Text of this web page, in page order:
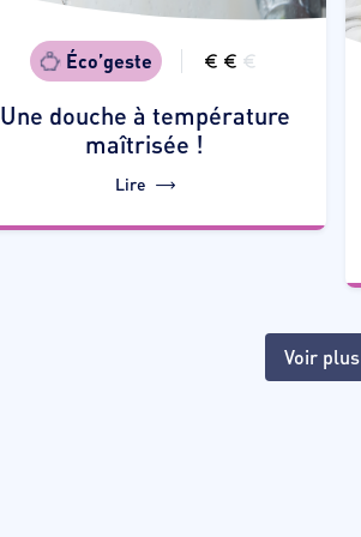
Éco’geste
Une douche à température
maîtrisée !
Lire
Voir plus